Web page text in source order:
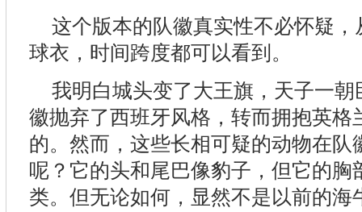
这个版本的队徽真实性不必怀疑
球衣，时间跨度都可以看到。
我明白城头变了大王旗，天子一
徽抛弃了西班牙风格，转而拥抱英格
的。然而，这些长相可疑的动物在队
呢？它的头和尾巴像豹子，但它的胸
类。但无论如何，显然不是以前的海